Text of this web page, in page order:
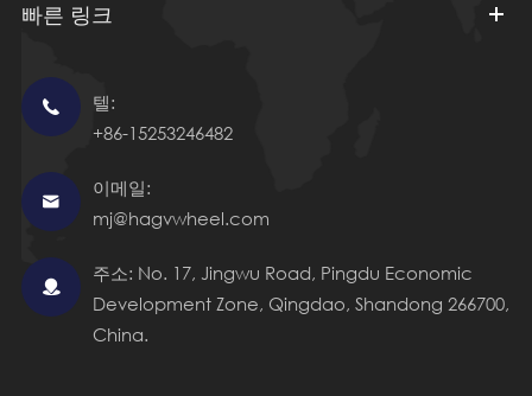
빠른 링크

텔:
+86-15253246482

이메일:
mj@hagvwheel.com

주소: No. 17, Jingwu Road, Pingdu Economic
Development Zone, Qingdao, Shandong 266700,
China.